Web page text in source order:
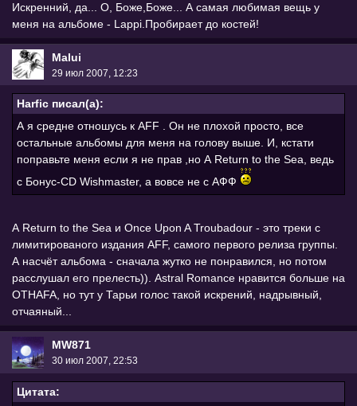
Искренний, да... О, Боже,Боже... А самая любимая вещь у
меня на альбоме - Lappi.Пробирает до костей!
Malui
29 июл 2007, 12:23
Harfic писал(а):
А я средне отношусь к AFF . Он не плохой просто, все
остальные альбомы для меня на голову выше. И, кстати
поправьте меня если я не прав ,но А Return to the Sea, ведь
с Бонус-CD Wishmaster, а вовсе не с АФФ
А Return to the Sea и Once Upon A Troubadour - это треки с
лимитированого издания AFF, самого первого релиза группы.
А насчёт альбома - сначала жутко не понравился, но потом
расслушал его прелесть)). Astral Romance нравится больше на
OTHAFA, но тут у Тарьи голос такой искрений, надрывный,
отчаяный...
MW871
30 июл 2007, 22:53
Цитата: